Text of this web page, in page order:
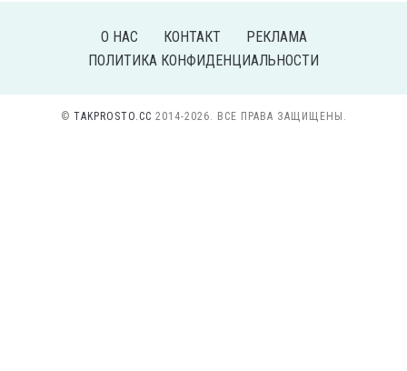
О НАС КОНТАКТ
РЕКЛАМА
ПОЛИТИКА КОНФИДЕНЦИАЛЬНОСТИ
© TAKPROSTO.CC 2014-2026. ВСЕ ПРАВА ЗАЩИЩЕНЫ.